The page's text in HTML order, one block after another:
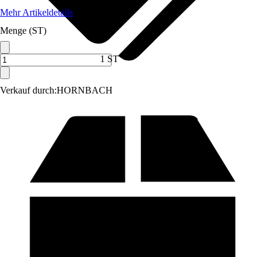
Verkauf durch:HORNBACH
Mehr Artikeldetails
Menge (ST)
1 ST